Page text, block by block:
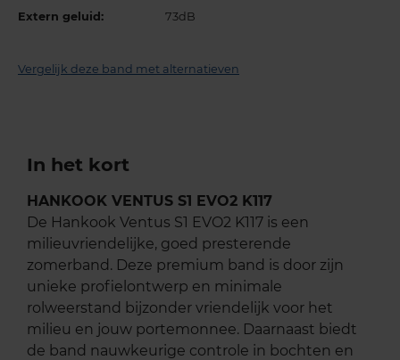
Extern geluid: 73dB
Vergelijk deze band met alternatieven
In het kort
HANKOOK VENTUS S1 EVO2 K117
De Hankook Ventus S1 EVO2 K117 is een
milieuvriendelijke, goed presterende
zomerband. Deze premium band is door zijn
unieke profielontwerp en minimale
rolweerstand bijzonder vriendelijk voor het
milieu en jouw portemonnee. Daarnaast biedt
de band nauwkeurige controle in bochten en